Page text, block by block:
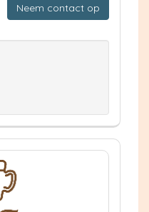
Neem contact op